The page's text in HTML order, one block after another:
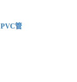
PVC管